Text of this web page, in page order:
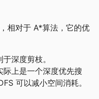
相对于 A*算法，它的优
深度剪枝。
上是一个深度优先搜
可以减小空间消耗。